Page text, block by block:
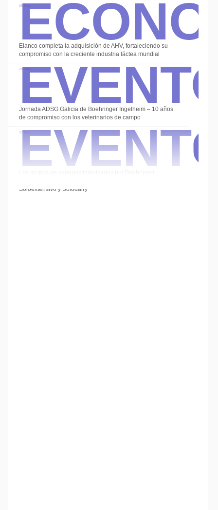
08 May
Elanco completa la adquisición de AHV, fortaleciendo su
compromiso con la creciente industria láctea mundial
28 Ene
Jornada ADSG Galicia de Boehringer Ingelheim – 10 años
de compromiso con los veterinarios de campo
07 Ene
Soloextensivo y Solodairy